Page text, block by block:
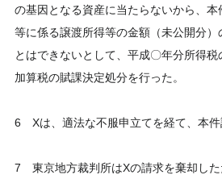
の基因となる資産に当たらないから、
等に係る譲渡所得等の金額（未公開分）
とはできないとして、平成〇年分所得
加算税の賦課決定処分を行った。
6 Xは、適法な不服申立てを経て、本件
7 東京地方裁判所はXの請求を棄却した